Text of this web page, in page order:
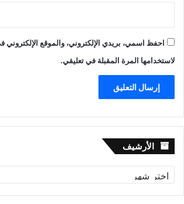
احفظ اسمي، بريدي الإلكتروني، والموقع الإلكتروني
لاستخدامها المرة المقبلة في تعليقي.
الأرشيف الأرشيف